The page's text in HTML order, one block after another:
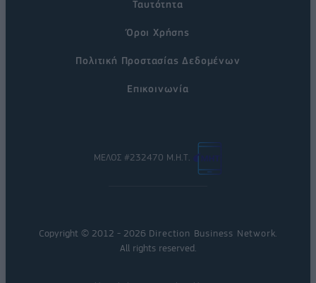
Ταυτότητα
Όροι Χρήσης
Πολιτική Προστασίας Δεδομένων
Επικοινωνία
ΜΕΛΟΣ #232470 Μ.Η.Τ.
Copyright © 2012 - 2026 Direction Business Network.
All rights reserved.